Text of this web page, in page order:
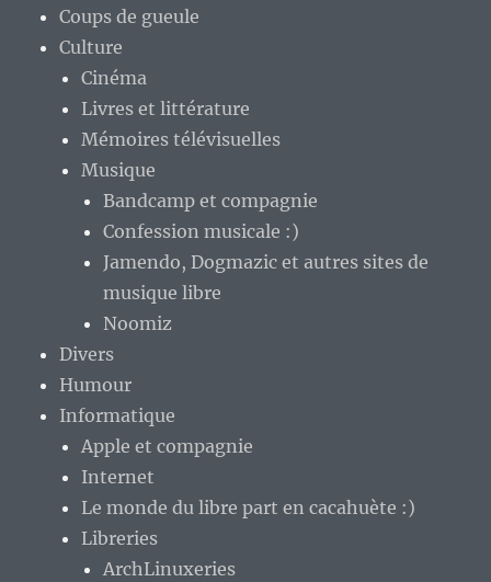
Coups de gueule
Culture
Cinéma
Livres et littérature
Mémoires télévisuelles
Musique
Bandcamp et compagnie
Confession musicale :)
Jamendo, Dogmazic et autres sites de
musique libre
Noomiz
Divers
Humour
Informatique
Apple et compagnie
Internet
Le monde du libre part en cacahuète :)
Libreries
ArchLinuxeries